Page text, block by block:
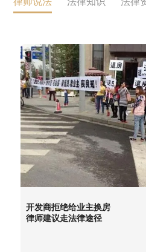
开发商拒绝给业主换房
律师建议走法律途径